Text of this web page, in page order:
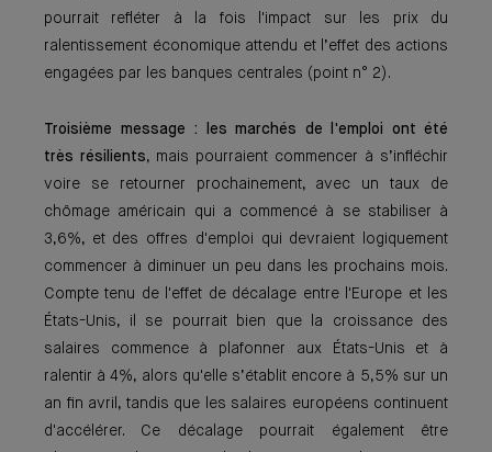
pourrait refléter à la fois l'impact sur les prix du
ralentissement économique attendu et l’effet des actions
engagées par les banques centrales (point n° 2).
Troisième message : les marchés de l'emploi ont été
très résilients, mais pourraient commencer à s’infléchir
voire se retourner prochainement, avec un taux de
chômage américain qui a commencé à se stabiliser à
3,6%, et des offres d'emploi qui devraient logiquement
commencer à diminuer un peu dans les prochains mois.
Compte tenu de l'effet de décalage entre l'Europe et les
États-Unis, il se pourrait bien que la croissance des
salaires commence à plafonner aux États-Unis et à
ralentir à 4%, alors qu'elle s’établit encore à 5,5% sur un
an fin avril, tandis que les salaires européens continuent
d'accélérer. Ce décalage pourrait également être